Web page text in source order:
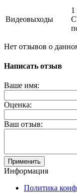
Видеовыходы
1
Нет отзывов о
Написать отзыв
Ваше имя:
Оценка:
Ваш отзыв:
Применить
Информация
Политика